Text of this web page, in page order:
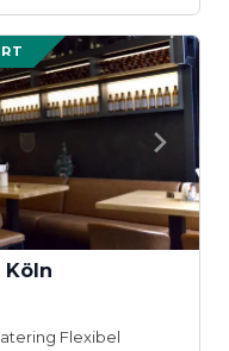
Köln
Flexibel